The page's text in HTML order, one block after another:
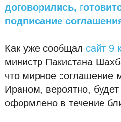
договорились,
подписание
Как уже сообщал сайт 9
министр Пакистана
что мирное
Ираном, вероятно, будет
оформлено в течение